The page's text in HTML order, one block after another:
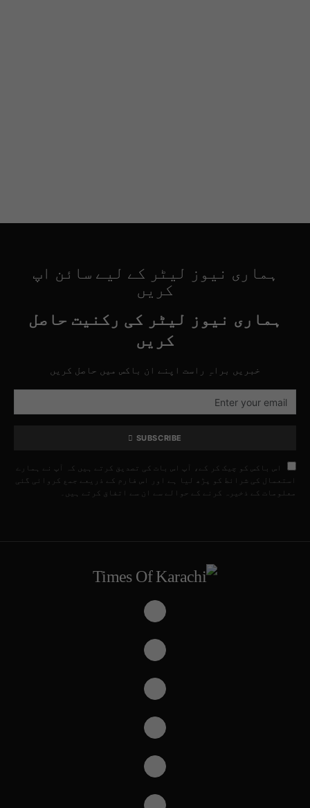
ہماری نیوز لیٹر کے لیے سائن اپ
کریں
ہماری نیوز لیٹر کی رکنیت حاصل
کریں
خبریں براہِ راست اپنے ان باکس میں حاصل کریں
SUBSCRIBE
اس باکس کو چیک کر کے، آپ اس بات کی تصدیق کرتے ہیں کہ آپ نے ہمارے
استعمال کی شرائط کو پڑھ لیا ہے اور اس فارم کے ذریعے جمع کروائی گئی
معلومات کے ذخیرہ کرنے کے حوالے سے ان سے اتفاق کرتے ہیں۔